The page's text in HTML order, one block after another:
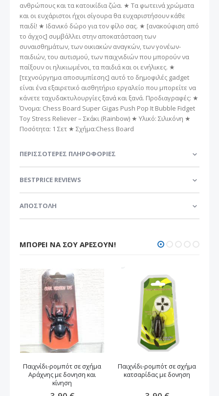
ανθρώπους και τα κατοικίδια ζώα. ★ Τα φωτεινά χρώματα
και οι ευχάριστοι ήχοι σίγουρα θα ευχαριστήσουν κάθε
παιδί! ★ Ιδανικό δώρο για τον φίλο σας. ★ [ανακούφιση από
το άγχος] συμβάλλει στην αποκατάσταση των
συναισθημάτων, των οικιακών αναγκών, των γονέων-
παιδιών, του αυτισμού, των παιχνιδιών που μπορούν να
παίξουν οι ηλικιωμένοι, τα παιδιά και οι ενήλικες. ★
[τεχνούργημα αποσυμπίεσης] αυτό το δημοφιλές gadget
είναι ένα εξαιρετικό αισθητήριο εργαλείο που μπορείτε να
κάνετε ταχυδακτυλουργίες ξανά και ξανά. Προδιαγραφές: ★
Όνομα: Chess Board Super Gigas Push Pop It Bubble Fidget
Toy Stress Reliever – Σκάκι (Rainbow) ★ Υλικό: Σιλικόνη ★
Ποσότητα: 1 Σετ ★ Σχήμα:Chess Board
ΠΕΡΙΣΣΌΤΕΡΕΣ ΠΛΗΡΟΦΟΡΊΕΣ
BESTPRICE REVIEWS
ΑΠΟΣΤΟΛΗ
ΜΠΟΡΕΊ ΝΑ ΣΟΥ ΑΡΈΣΟΥΝ!
Παιχνίδι-ρομπότ σε σχήμα
Αράχνης με δονηση και
κίνηση
Παιχνίδι-ρομπότ σε σχήμα
κατσαρίδας με δονηση